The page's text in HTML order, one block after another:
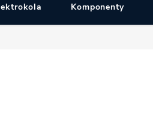
Komponenty